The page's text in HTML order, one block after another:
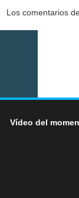
Los comentarios
Vídeo del